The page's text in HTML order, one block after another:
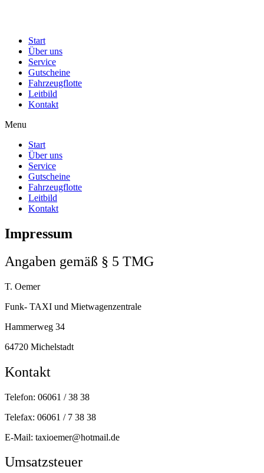
Start
Über uns
Service
Gutscheine
Fahrzeugflotte
Leitbild
Kontakt
Menu
Start
Über uns
Service
Gutscheine
Fahrzeugflotte
Leitbild
Kontakt
Impressum
Angaben gemäß § 5 TMG
T. Oemer
Funk- TAXI und Mietwagenzentrale
Hammerweg 34
64720 Michelstadt
Kontakt
Telefon: 06061 / 38 38
Telefax: 06061 / 7 38 38
E-Mail: taxioemer@hotmail.de
Umsatzsteuer